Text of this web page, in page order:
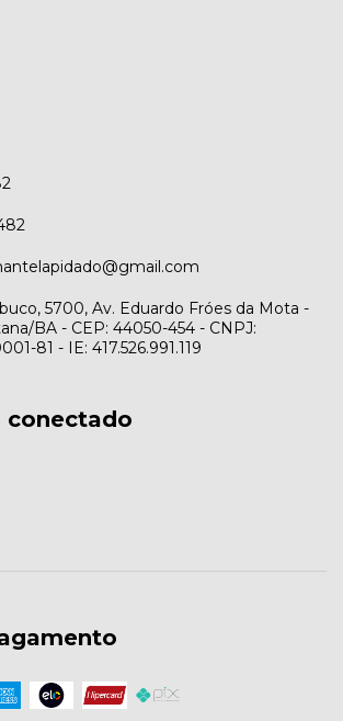
5700, Av. Eduardo Fróes da Mota -
BA - CEP: 44050-454 - CNPJ:
81 - IE: 417.526.991.119
conectado